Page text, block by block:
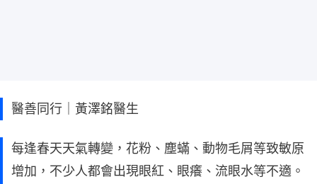
醫善同行｜黃澤銘醫生
每逢春天天氣轉變，花粉、塵蟎、動物毛屑等致敏原
增加，不少人都會出現眼紅、眼癢、流眼水等不適。